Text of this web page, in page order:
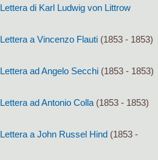
Lettera di Karl Ludwig von Littrow
Lettera a Vincenzo Flauti (1853 - 1853)
Lettera ad Angelo Secchi (1853 - 1853)
Lettera ad Antonio Colla (1853 - 1853)
Lettera a John Russel Hind (1853 -